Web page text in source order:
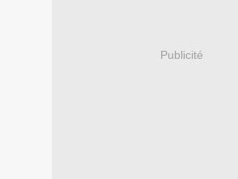
Publicité